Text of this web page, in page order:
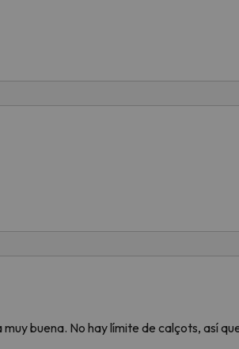
buena. No hay límite de calçots, así